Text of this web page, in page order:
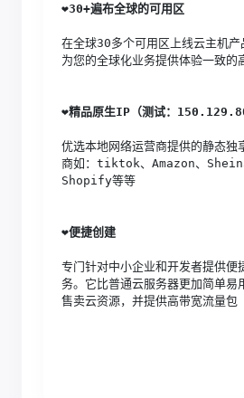
❤️30+遍布全球的可用区
在全球30多个可用区上线云主机产
为您的全球化业务提供体验一致的
❤️精品原生IP（测试：
优选本地网络运营商提供的静态
商如：tiktok、Amazon、Shein
Shopify等等
❤️便捷创建
专门针对中小企业和开发者提供便
务。它比普通云服务器更加简单易
售卖云资源，并提供高带宽流量包